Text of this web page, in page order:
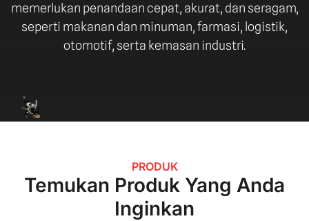
memerlukan penandaan cepat, akurat, dan seragam,
seperti makanan dan minuman, farmasi, logistik,
otomotif, serta kemasan industri.
PRODUK
Temukan Produk Yang Anda
Inginkan